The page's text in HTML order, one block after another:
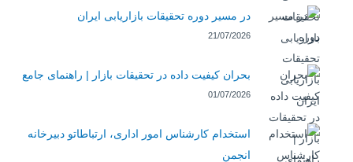
در مسیر دوره تحقیقات بازاریابی ایران
21/07/2026
بحران کیفیت داده در تحقیقات بازار | راهنمای جامع
01/07/2026
استخدام کارشناس امور اداری، ارتباطاتو دبیرخانه
انجمن